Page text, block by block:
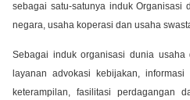
sebagai satu-satunya induk
negara, usaha koperasi dan usaha
Sebagai induk organisasi dunia usaha
layanan advokasi kebijakan,
keterampilan, fasilitasi perdagangan